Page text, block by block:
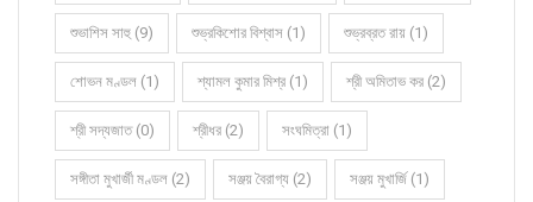
শুভাশিস সাহু (9) শুভ্রকিশোর বিশ্বাস (1) শুভ্রব্রত রায় (1)
শোভন মণ্ডল (1) শ্যামল কুমার মিশ্র (1) শ্রী অমিতাভ কর (2)
শ্রী সদ্যজাত (0) শ্রীধর (2) সংঘমিত্রা (1)
সঙ্গীতা মুখার্জী মণ্ডল (2) সঞ্জয় বৈরাগ্য (2) সঞ্জয় মুখার্জি (1)